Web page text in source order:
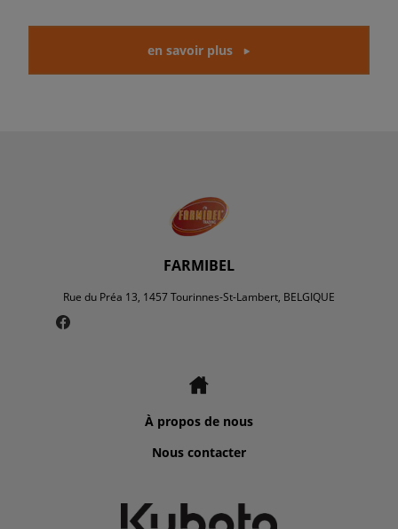
en savoir plus
FARMIBEL
Rue du Préa 13, 1457 Tourinnes-St-Lambert, BELGIQUE
À propos de nous
Nous contacter